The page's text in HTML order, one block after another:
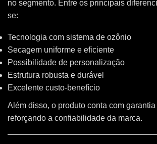
no segmento. Entre os principais
se:
Tecnologia com sistema de ozônio
Secagem uniforme e eficiente
Possibilidade de personalização
Estrutura robusta e durável
Excelente custo-benefício
Além disso, o produto conta com garantia
reforçando a confiabilidade da marca.